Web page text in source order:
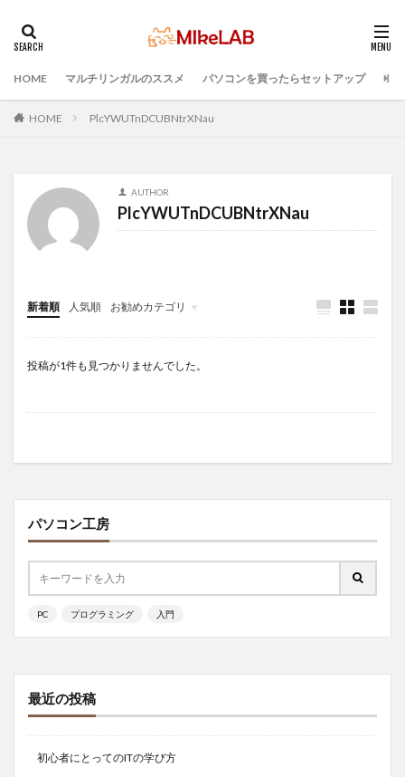
HOME マルチリンガルのススメ パソコンを買ったらセットアップ プ
HOME PlcYWUTnDCUBNtrXNau
AUTHOR
PlcYWUTnDCUBNtrXNau
新着順 人気順 お勧めカテゴリ
Infomation
投稿が1件も見つかりませんでした。
パソコン工房
PC プログラミング 入門
最近の投稿
初心者にとってのITの学び方
タグ
ブラインドタッチ PC選択
インストール
プログラミング言語